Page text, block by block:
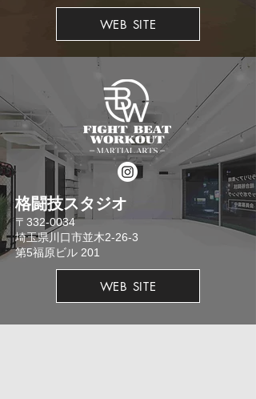
WEB SITE
格闘技スタジオ
​〒332-0034
埼玉県川口市並木2-26-3
​第5福原ビル 201
WEB SITE